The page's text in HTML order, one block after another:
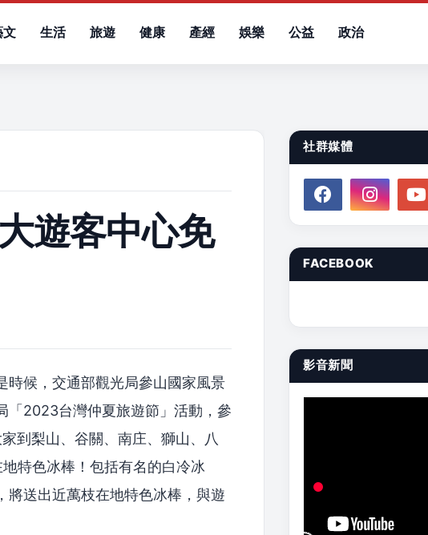
文 生活 旅遊 健康 產經 娛樂 公益 政治
遊客中心免
時候，交通部觀光局參山國家風景
「2023台灣仲夏旅遊節」活動，參
到梨山、谷關、南庄、獅山、八
特色冰棒！包括有名的白冷冰
將送出近萬枝在地特色冰棒，與遊
社群媒體
FACEBOOK
影音新聞